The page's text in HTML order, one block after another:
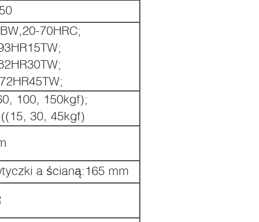
70HRC;
100, 150kgf);
30, 45kgf)
a ścianą:165 mm